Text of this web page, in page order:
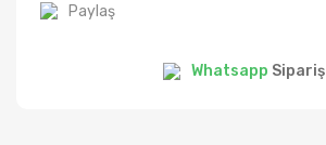
Paylaş
Whatsapp Sipariş